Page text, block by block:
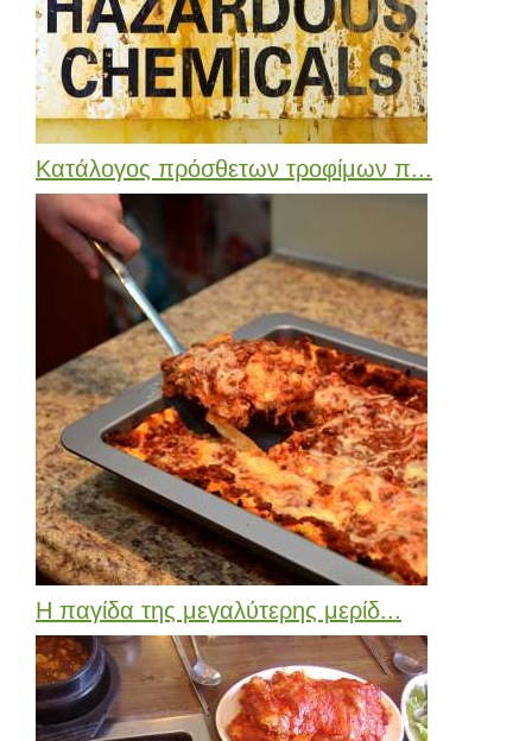
Κατάλογος πρόσθετων τροφίμων π...
Η παγίδα της μεγαλύτερης μερίδ...